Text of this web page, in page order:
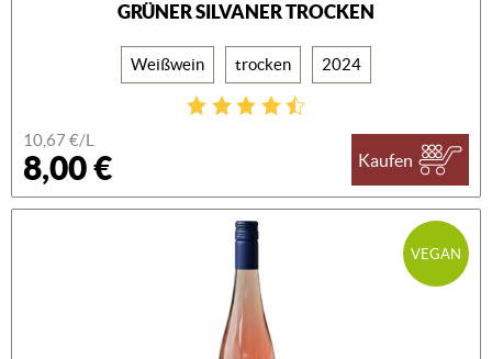
GRÜNER SILVANER TROCKEN
Weißwein trocken 2024
10,67 €/L
8,00 € Kaufen
VEGAN